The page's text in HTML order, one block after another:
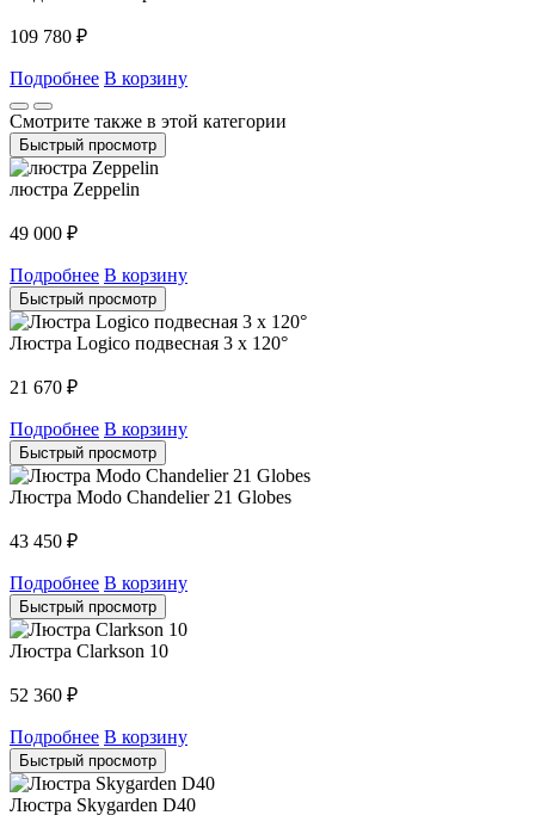
109 780 ₽
Подробнее В корзину
Смотрите также в этой категории
Быстрый просмотр
люстра Zeppelin
49 000 ₽
Подробнее В корзину
Быстрый просмотр
Люстра Logico подвесная 3 x 120°
21 670 ₽
Подробнее В корзину
Быстрый просмотр
Люстра Modo Chandelier 21 Globes
43 450 ₽
Подробнее В корзину
Быстрый просмотр
Люстра Clarkson 10
52 360 ₽
Подробнее В корзину
Быстрый просмотр
Люстра Skygarden D40